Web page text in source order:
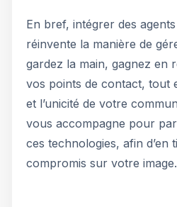
En bref, intégrer des
réinvente la manière de
gardez la main, gagnez en
vos points de contact, tout
et l’unicité de votre
vous accompagne pour
ces technologies, afin d’en
compromis sur votre image.